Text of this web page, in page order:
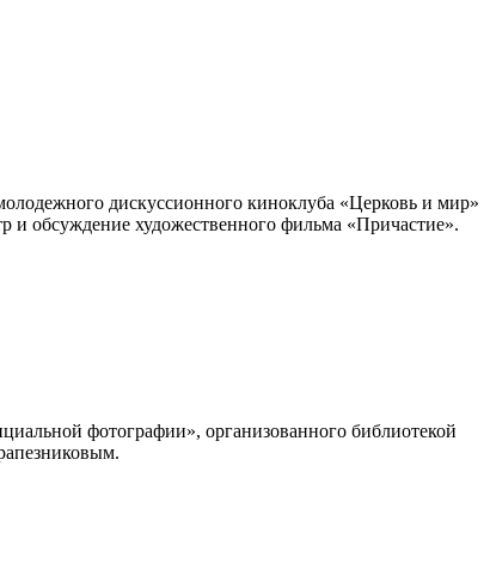
дискуссионного киноклуба «Церковь и мир»
и обсуждение художественного фильма «Причастие».
фотографии», организованного библиотекой